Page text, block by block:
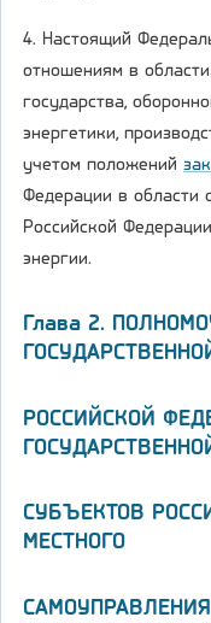
4. Настоящий
отношениям в
государства,
энергетики,
учетом положений
Федерации в области
Российской
энергии.
Глава 2.
РОССИЙСКОЙ
СУБЪЕКТОВ
МЕСТНОГО